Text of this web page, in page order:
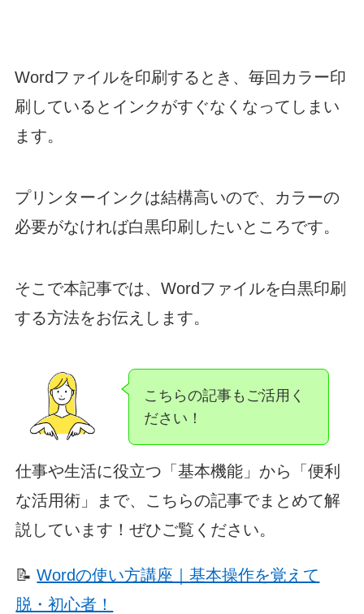
Wordファイルを印刷するとき、毎回カラー印
刷しているとインクがすぐなくなってしまい
ます。
プリンターインクは結構高いので、カラーの
必要がなければ白黒印刷したいところです。
そこで本記事では、Wordファイルを白黒印刷
する方法をお伝えします。
こちらの記事もご活用く
ださい！
仕事や生活に役立つ「基本機能」から「便利
な活用術」まで、こちらの記事でまとめて解
説しています！ぜひご覧ください。
📝Wordの使い方講座｜基本操作を覚えて
脱・初心者！